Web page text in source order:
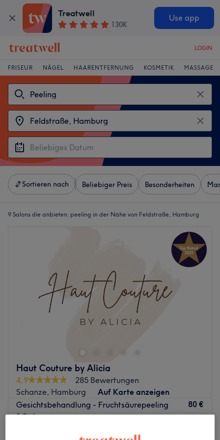
Treatwell
130K
Use app
LOGIN
FRISEUR NÄGEL HAARENTFERNUNG KOSMETIK MASSAGE
Sortieren nach Beliebiger Preis Besonderheiten
9 Salons die anbieten: peeling in der Nähe von Feldstraße, Hamburg
Haut Couture by Alicia
4,9
285 Bewertungen
Schanze, Hamburg
Auf Karte anzeigen
Gesichtsbehandlung - Fruchtsäurepeeling
1 Std.
80 €
90 €